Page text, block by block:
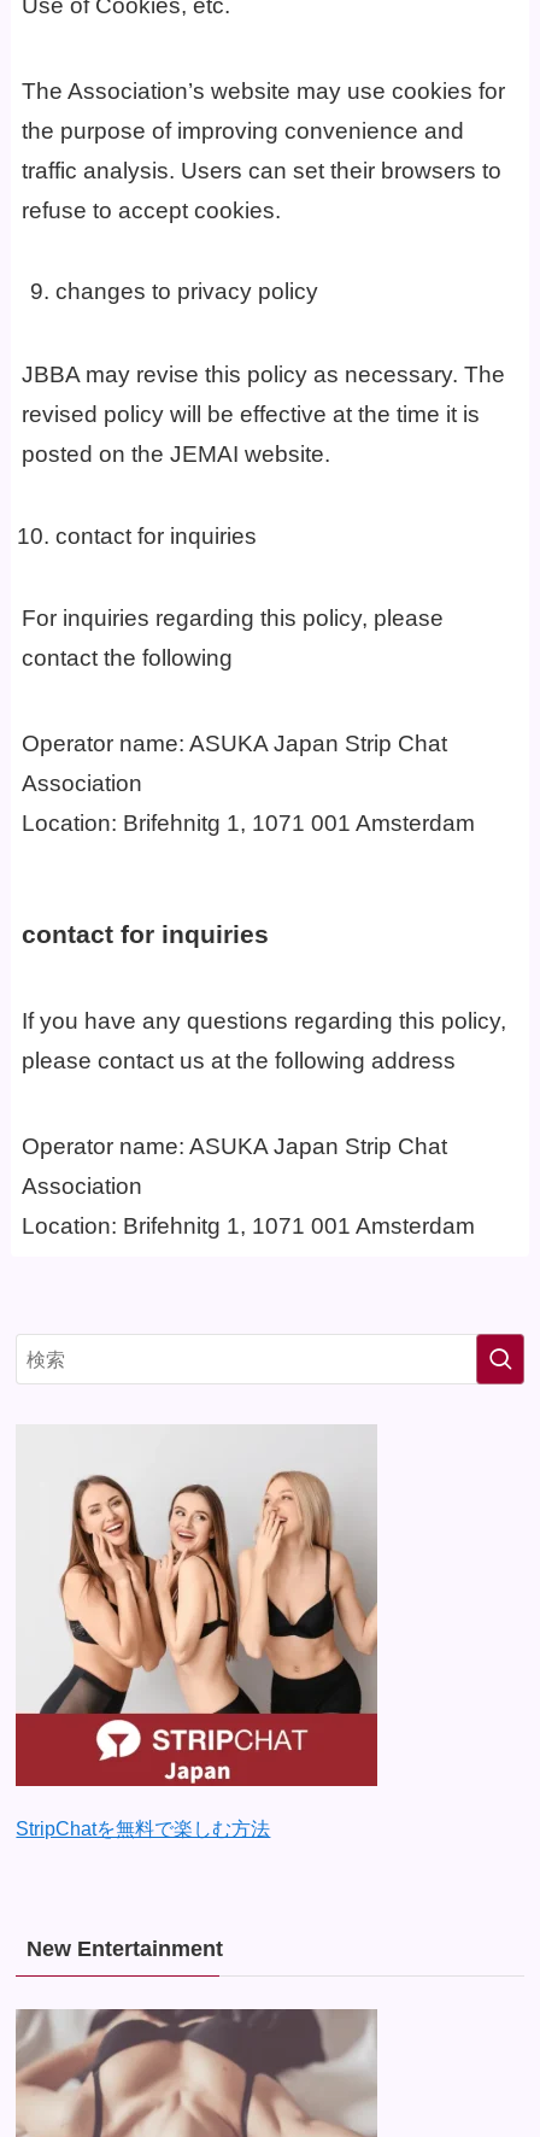
Use of Cookies, etc.
The Association’s website may use cookies for
the purpose of improving convenience and
traffic analysis. Users can set their browsers to
refuse to accept cookies.
changes to privacy policy
JBBA may revise this policy as necessary. The
revised policy will be effective at the time it is
posted on the JEMAI website.
contact for inquiries
For inquiries regarding this policy, please
contact the following
Operator name: ASUKA Japan Strip Chat
Association
Location: Brifehnitg 1, 1071 001 Amsterdam
contact for inquiries
If you have any questions regarding this policy,
please contact us at the following address
Operator name: ASUKA Japan Strip Chat
Association
Location: Brifehnitg 1, 1071 001 Amsterdam
StripChatを無料で楽しむ方法
New Entertainment